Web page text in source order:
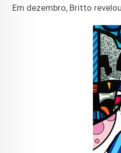
Em dezembro, Britto